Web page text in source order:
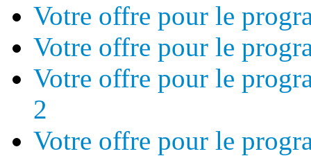
Votre offre pour le
Votre offre pour le
Votre offre pour le
2
Votre offre pour le